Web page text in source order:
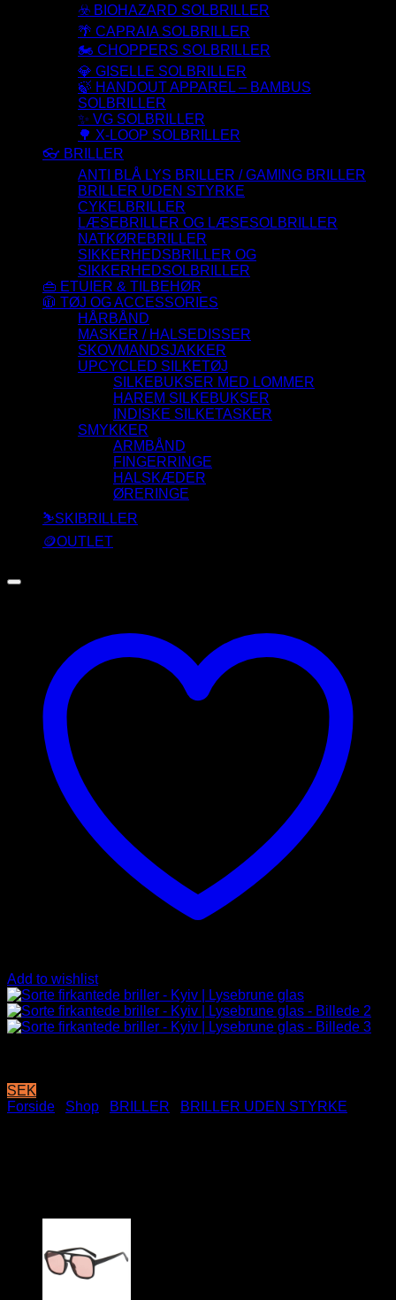
☣️ BIOHAZARD SOLBRILLER
🌴 CAPRAIA SOLBRILLER
🏍️ CHOPPERS SOLBRILLER
💎 GISELLE SOLBRILLER
🍃 HANDOUT APPAREL – BAMBUS
SOLBRILLER
✨ VG SOLBRILLER
🌳 X-LOOP SOLBRILLER
👓 BRILLER
ANTI BLÅ LYS BRILLER / GAMING BRILLER
BRILLER UDEN STYRKE
CYKELBRILLER
LÆSEBRILLER OG LÆSESOLBRILLER
NATKØREBRILLER
SIKKERHEDSBRILLER OG
SIKKERHEDSOLBRILLER
👜 ETUIER & TILBEHØR
🧥 TØJ OG ACCESSORIES
HÅRBÅND
MASKER / HALSEDISSER
SKOVMANDSJAKKER
UPCYCLED SILKETØJ
SILKEBUKSER MED LOMMER
HAREM SILKEBUKSER
INDISKE SILKETASKER
SMYKKER
ARMBÅND
FINGERRINGE
HALSKÆDER
ØRERINGE
⛷️SKIBRILLER
🪙OUTLET
Add to wishlist
SEK
Forside
Shop BRILLER BRILLER UDEN STYRKE